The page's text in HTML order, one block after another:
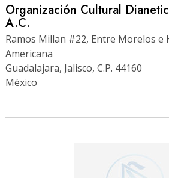
Organización Cultural
A.C.
Ramos Millan #22, Entre Morelos e
Americana
Guadalajara, Jalisco, C.P. 44160
México